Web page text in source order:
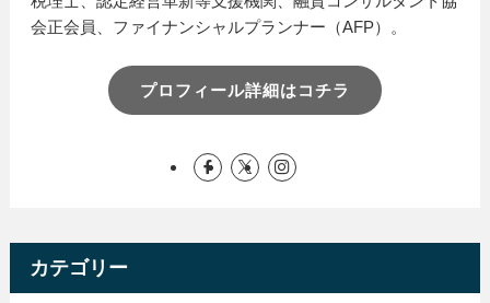
会正会員、ファイナンシャルプランナー（AFP）。
プロフィール詳細はコチラ
カテゴリー